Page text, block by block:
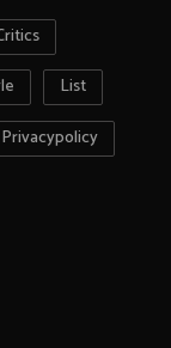
List
Privacypolicy